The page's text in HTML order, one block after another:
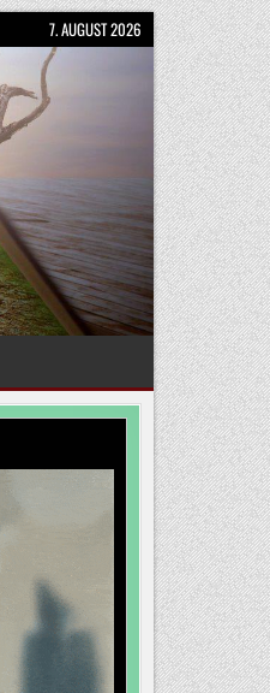
7. AUGUST 2026